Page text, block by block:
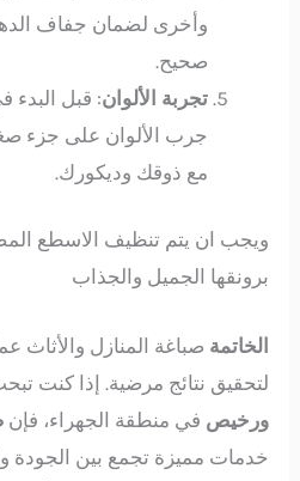
وأخرى لضمان جفاف
صحيح.
تجربة الألوان: قبل البدء
جرب الألوان على جزء
مع ذوقك وديكورك.
ويجب ان يتم تنظيف الاسطع
برونقها الجميل والجذاب
الخاتمة صباغة المنازل والأثاث
لتحقيق نتائج مرضية. إذا كنت
ورخيص في منطقة الجهراء، فإن
خدمات مميزة تجمع بين الجودة